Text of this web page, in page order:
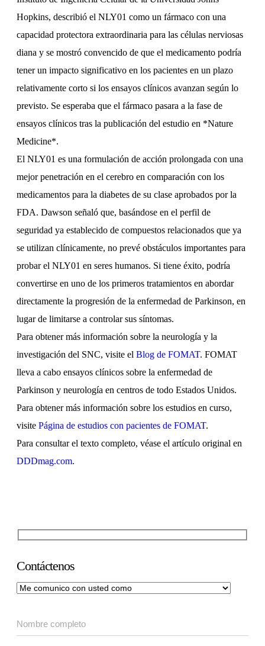
Hopkins, describió el NLY01 como un fármaco con una
capacidad protectora extraordinaria para las células nerviosas
diana y se mostró convencido de que el medicamento podría
tener un impacto significativo en los pacientes en un plazo
relativamente corto si los ensayos clínicos avanzan según lo
previsto. Se esperaba que el fármaco pasara a la fase de
ensayos clínicos tras la publicación del estudio en *Nature
Medicine*.
El NLY01 es una formulación de acción prolongada con una
mejor penetración en el cerebro en comparación con los
medicamentos para la diabetes de su clase aprobados por la
FDA. Dawson señaló que, basándose en el perfil de
seguridad ya establecido de compuestos relacionados que ya
se utilizan clínicamente, no prevé obstáculos importantes para
probar el NLY01 en seres humanos. Si tiene éxito, podría
convertirse en uno de los primeros tratamientos en abordar
directamente la progresión de la enfermedad de Parkinson, en
lugar de limitarse a controlar sus síntomas.
Para obtener más información sobre la neurología y la
investigación del SNC, visite el Blog de FOMAT. FOMAT
lleva a cabo ensayos clínicos sobre la enfermedad de
Parkinson y neurología en centros de todo Estados Unidos.
Para obtener más información sobre los estudios en curso,
visite Página de estudios con pacientes de FOMAT.
Para consultar el texto completo, véase el artículo original en
DDDmag.com.
Contáctenos